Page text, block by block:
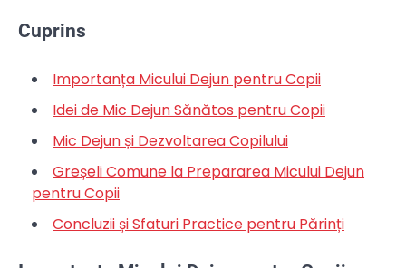
Cuprins
Importanța Micului Dejun pentru Copii
Idei de Mic Dejun Sănătos pentru Copii
Mic Dejun și Dezvoltarea Copilului
Greșeli Comune la Prepararea Micului Dejun
pentru Copii
Concluzii și Sfaturi Practice pentru Părinți